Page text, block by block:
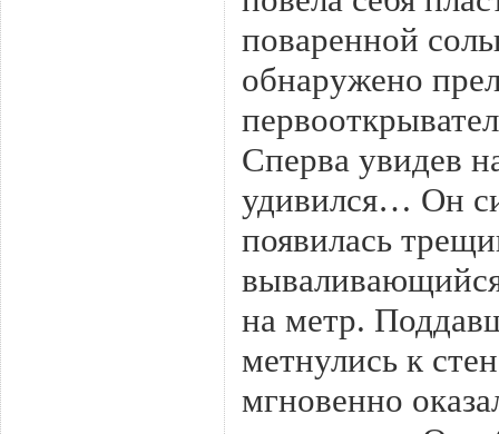
поваренной
обнаружено
Сперва увидев
удивился… Он
появилась
на метр.
метнулись к
мгновенно